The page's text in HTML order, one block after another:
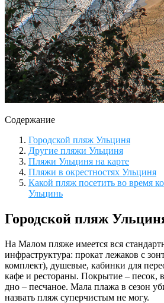
Содержание
Городской пляж Ульциня
Другие пляжи Ульциня
Пляжи Ульциня на карте
Пляжи в окрестностях Ульциня
Какой пляж посетить во время
Ульцинь
Городской пляж
На Малом пляже имеется вся
инфраструктура: прокат лежаков с
комплект), душевые, кабинки для
кафе и рестораны. Покрытие – песок,
дно – песчаное. Мала плажа в сезон
назвать пляж суперчистым не могу.